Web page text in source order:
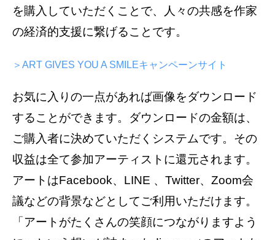
を購入していただくことで、人々の共感を作家
の経済的支援に繋げることです。
＞ART GIVES YOU A SMILEキャンペーンサイト
お気に入りの一点があれば画像をダウンロード
することができます。ダウンロードの金額は、
ご購入者に決めていただくシステムです。その
収益は全て参加アーティストに還元されます。
アートはFacebook、LINE 、Twitter、Zoom会
議などの背景などとしてご利用いただけます。
「アートがたくさんの笑顔につながりますよう